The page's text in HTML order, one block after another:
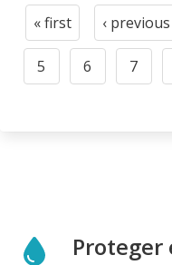
Paginación
First
page
« first
page
‹ previous
Page
5
Page
6
Page
7
Proteger